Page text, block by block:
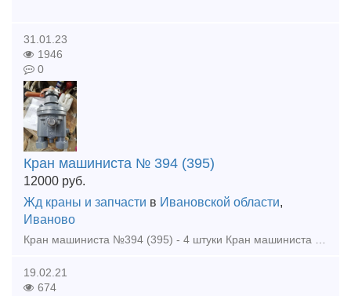
31.01.23
1946
0
Кран машиниста № 394 (395)
12000 руб.
Жд краны и запчасти в Ивановской области,
Иваново
Кран машиниста №394 (395) - 4 штуки Кран машиниста №254 с паспортом - 4 штуки Кран машиниста № 172(4ВК) -15 штук Кран машиниста №326 Кран концевой 4314 - 10 штук Клапан 5-1 5.24.04.200 Кла
19.02.21
674